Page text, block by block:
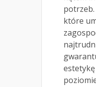
które